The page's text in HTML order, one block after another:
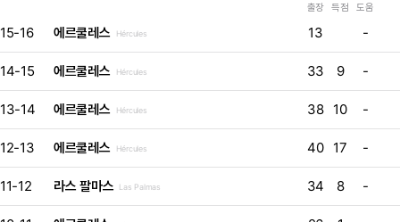
출장 득점 도움
15-16 에르쿨레스 Hércules 13 -
14-15 에르쿨레스 Hércules 33 9 -
13-14 에르쿨레스 Hércules 38 10 -
12-13 에르쿨레스 Hércules 40 17 -
11-12 라스 팔마스 Las Palmas 34 8 -